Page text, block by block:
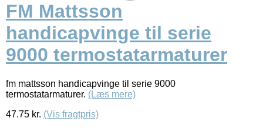
FM Mattsson
handicapvinge til serie
9000 termostatarmaturer
fm mattsson handicapvinge til serie 9000
termostatarmaturer. (Læs mere)
47.75 kr. (Vis fragtpris)